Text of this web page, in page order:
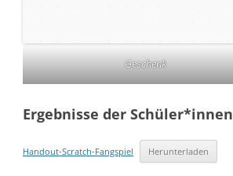
Geschenk
Ergebnisse der Schüler*innen
Handout-Scratch-Fangspiel Herunterladen